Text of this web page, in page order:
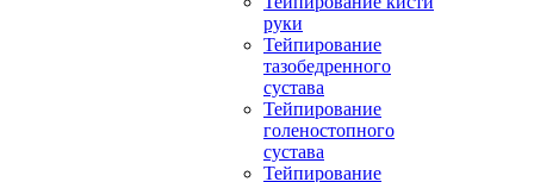
руки
Тейпирование
тазобедренного
сустава
Тейпирование
голеностопного
сустава
Тейпирование